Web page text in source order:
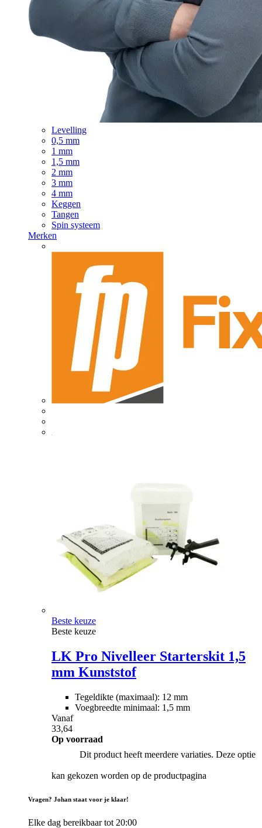
Levelling
0,5 mm
1 mm
1,5 mm
2 mm
3 mm
4 mm
Keggen
Tangen
Spin systeem
Merken
Beste keuze
Beste keuze
LK Pro Nivelleer Starterskit 1,5
mm Kunststof
Tegeldikte (maximaal): 12 mm
Voegbreedte minimaal: 1,5 mm
Vanaf
33,64
Op voorraad
Dit product heeft meerdere variaties. Deze optie
kan gekozen worden op de productpagina
Vragen? Johan staat voor je klaar!
Elke dag bereikbaar tot 20:00